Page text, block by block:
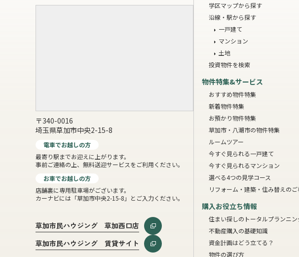
〒340-0016
埼玉県草加市中央2-15-8
電車でお越しの方
最寄り駅までお迎えに上がります。
事前ご連絡の上、無料送迎サービスをご利用ください。
お車でお越しの方
店舗裏に専用駐車場がございます。
カーナビには「草加市中央2-15-8」とご入力ください。
草加市民ハウジング 草加西口店
草加市民ハウジング 賃貸サイト
学区マップから探す
沿線・駅から探す
一戸建て
マンション
土地
投資物件を検索
物件特集&サービス
おすすめ物件特集
新着物件特集
お預かり物件特集
草加市・八潮市の物件特集
ルームツアー
今すぐ見られる一戸建て
今すぐ見られるマンション
選べる4つの見学コース
リフォーム・建築・住み替えの
購入お役立ち情報
住まい探しのトータルプランニン
不動産購入の基礎知識
資金計画はどう立てる？
物件の選び方